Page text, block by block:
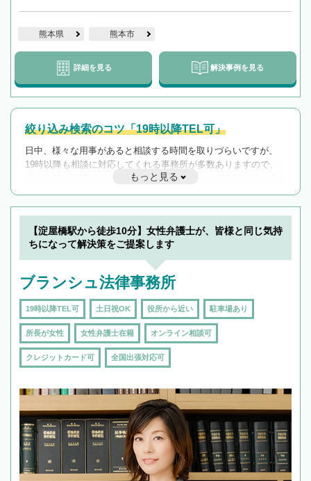
熊本県 熊本市
詳細を見る 解決事例を見る
絞り込み検索のコツ「19時以降TEL可」
日中、様々な用事があると相談する時間を取りづらいですが、
19時以降も相談に対応してくれる事務所が多数ありますので、
遅い時間の相談が増えそうな場合はそのような事務所に絞り込
んで検索してみましょう。
19時以降TEL可の条件
を加えて再検索
もっと見る
【淀屋橋駅から徒歩10分】女性弁護士が、皆様と同じ気持
ちになって解決策をご提案します
ブランシュ法律事務所
19時以降TEL可 土日祝OK 役所から近い 駐車場あり
所長が女性 女性弁護士在籍 オンライン相談可
クレジットカード可 全国出張対応可